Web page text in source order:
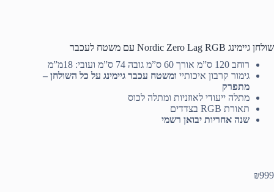
שולחן גיימינג Nordic Zero Lag RGB עם משטח לעכבר
רוחב 120 ס”מ אורך 60 ס”מ גובה 74 ס”מ ועובי: 18מ”מ
גימור קרבון איכותיי ומשטח עכבר גיימינג על כל השולחן –
מתפרק
מתלה ייעודי לאוזניות ומתלה לכוס
תאורת RGB בצדדים
שנה אחריות יבואן רשמי
₪999